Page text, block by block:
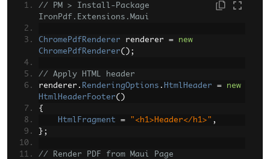
// PM > Install-Package
IronPdf.Extensions.Maui
ChromePdfRenderer renderer =
new
ChromePdfRenderer();
// Apply HTML header
renderer . RenderingOptions . HtmlHeader =
new
HtmlHeaderFooter()
{
HtmlFragment
= "<h1>Header</h1>" ,
};
// Render PDF from Maui Page